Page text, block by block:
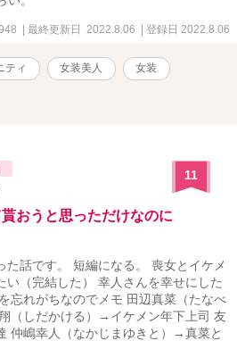
| 最終更新日 2022.8.06 | 登録日 2022.8.06
ティ 女装美人 女装
11
おうと思っただけなのに
た話です。 短編になる。 喪女とイケメ
い（完結した） 幸人さんを幸せにした
忘れがちなのでメモ 田辺真菜（たなべ
（しだかける）→イケメン年下上司 友
仲嶋幸人（なかじまゆきと）→真菜と